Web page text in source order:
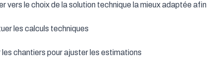
vers le choix de la solution technique la mieux adaptée
les calculs techniques
les chantiers pour ajuster les estimations